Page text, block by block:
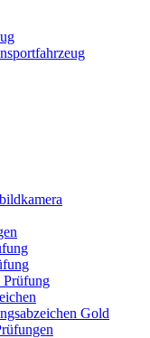
Prüfung
Gold